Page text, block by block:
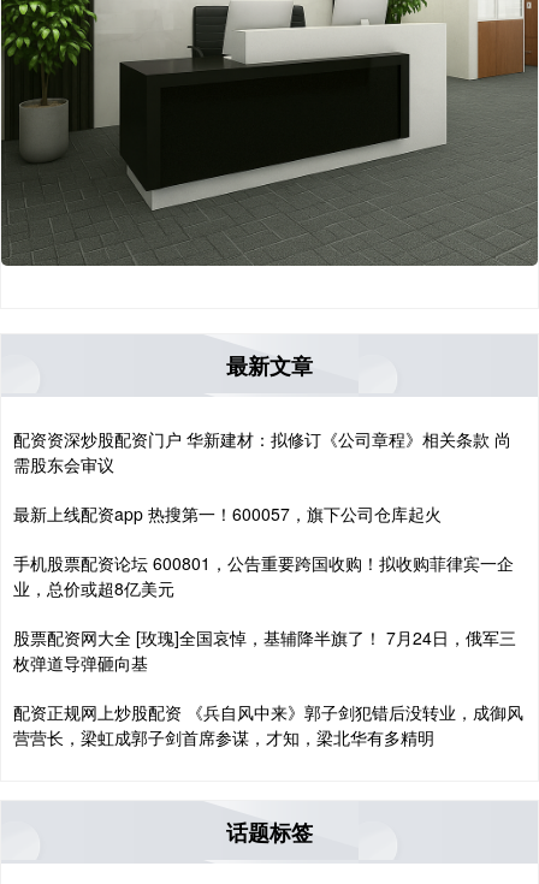
最新文章
配资资深炒股配资门户 华新建材：拟修订《公司章程》相关条款 尚
需股东会审议
最新上线配资app 热搜第一！600057，旗下公司仓库起火
手机股票配资论坛 600801，公告重要跨国收购！拟收购菲律宾一企
业，总价或超8亿美元
股票配资网大全 [玫瑰]全国哀悼，基辅降半旗了！ 7月24日，俄军三
枚弹道导弹砸向基
配资正规网上炒股配资 《兵自风中来》郭子剑犯错后没转业，成御风
营营长，梁虹成郭子剑首席参谋，才知，梁北华有多精明
话题标签